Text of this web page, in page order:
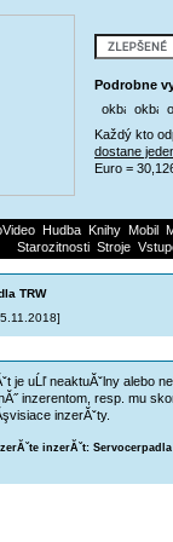
Podrobne
Každý kto
dostane
Euro =
Hudba Knihy Mobil
Starozitnosti Stroje
TRW
je uĹľ neaktuĂˇlny alebo
inzerentom, resp. mu
inzerĂˇty.
inzerĂˇt: